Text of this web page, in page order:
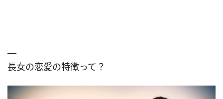
長女の恋愛の特徴って？